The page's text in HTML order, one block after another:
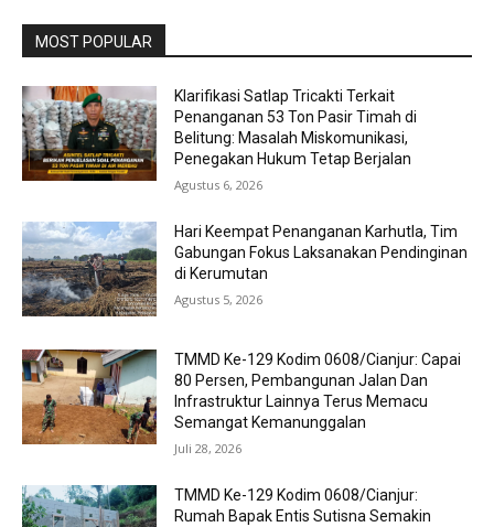
MOST POPULAR
Klarifikasi Satlap Tricakti Terkait
Penanganan 53 Ton Pasir Timah di
Belitung: Masalah Miskomunikasi,
Penegakan Hukum Tetap Berjalan
Agustus 6, 2026
Hari Keempat Penanganan Karhutla, Tim
Gabungan Fokus Laksanakan Pendinginan
di Kerumutan
Agustus 5, 2026
TMMD Ke-129 Kodim 0608/Cianjur: Capai
80 Persen, Pembangunan Jalan Dan
Infrastruktur Lainnya Terus Memacu
Semangat Kemanunggalan
Juli 28, 2026
TMMD Ke-129 Kodim 0608/Cianjur:
Rumah Bapak Entis Sutisna Semakin